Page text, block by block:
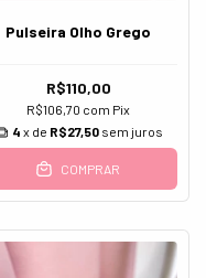
Pulseira Olho Grego
R$110,00
R$106,70 com Pix
4 x de R$27,50 sem juros
COMPRAR